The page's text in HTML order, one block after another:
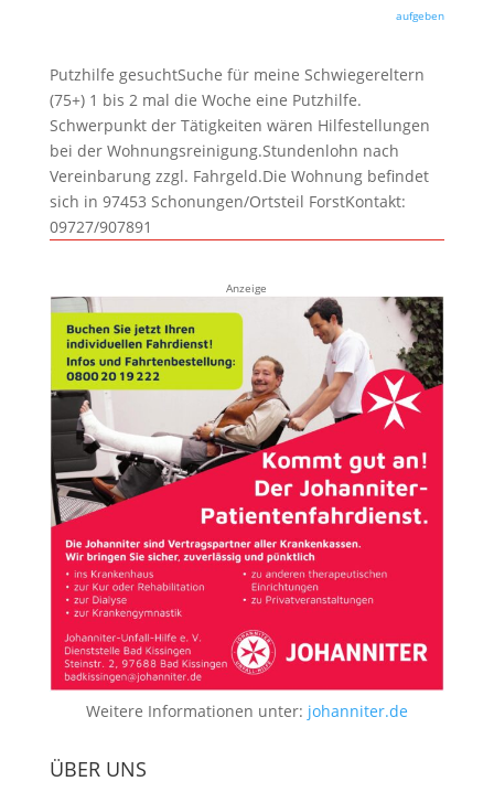
aufgeben
Putzhilfe gesuchtSuche für meine Schwiegereltern
(75+) 1 bis 2 mal die Woche eine Putzhilfe.
Schwerpunkt der Tätigkeiten wären Hilfestellungen
bei der Wohnungsreinigung.Stundenlohn nach
Vereinbarung zzgl. Fahrgeld.Die Wohnung befindet
sich in 97453 Schonungen/Ortsteil ForstKontakt:
09727/907891
Anzeige
Weitere Informationen unter: johanniter.de
ÜBER UNS